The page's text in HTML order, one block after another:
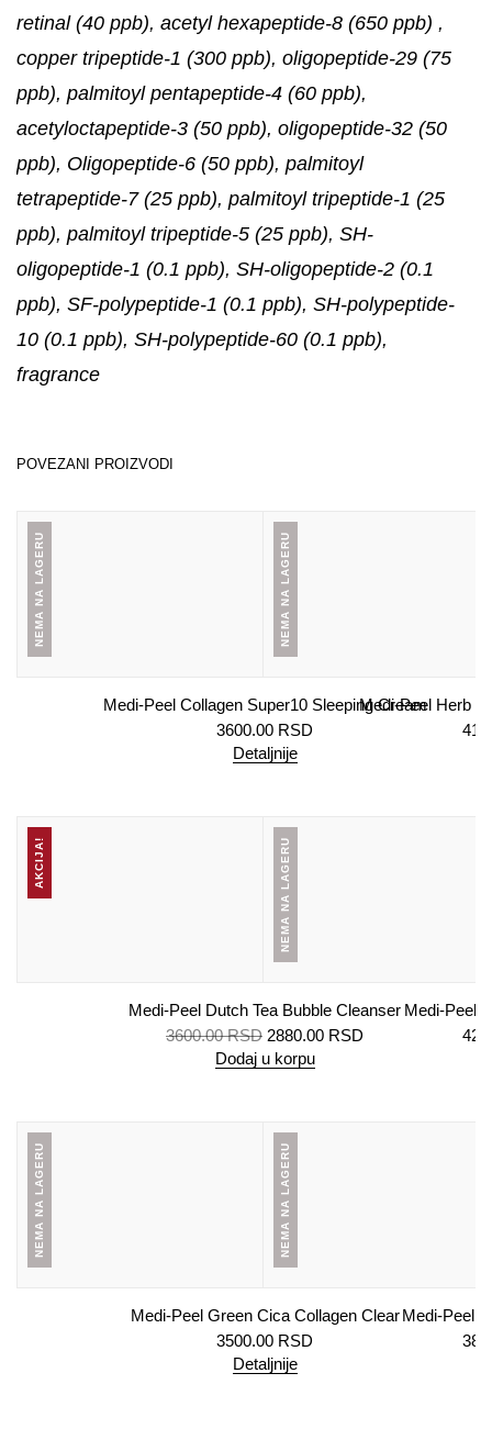
retinal (40 ppb), acetyl hexapeptide-8 (650 ppb) ,
copper tripeptide-1 (300 ppb), oligopeptide-29 (75
ppb), palmitoyl pentapeptide-4 (60 ppb),
acetyloctapeptide-3 (50 ppb), oligopeptide-32 (50
ppb), Oligopeptide-6 (50 ppb), palmitoyl
tetrapeptide-7 (25 ppb), palmitoyl tripeptide-1 (25
ppb), palmitoyl tripeptide-5 (25 ppb), SH-
oligopeptide-1 (0.1 ppb), SH-oligopeptide-2 (0.1
ppb), SF-polypeptide-1 (0.1 ppb), SH-polypeptide-
10 (0.1 ppb), SH-polypeptide-60 (0.1 ppb),
fragrance
POVEZANI PROIZVODI
NEMA NA LAGERU
Medi-Peel Collagen Super10 Sleeping Cream
3600.00 RSD
Detaljnije
NEMA NA LAGERU
Medi-Peel Herb
AKCIJA!
Medi-Peel Dutch Tea Bubble Cleanser
3600.00RSD 2880.00 RSD
Dodaj u korpu
NEMA NA LAGERU
Medi-Peel
NEMA NA LAGERU
Medi-Peel Green Cica Collagen Clear
3500.00 RSD
Detaljnije
NEMA NA LAGERU
Medi-Peel